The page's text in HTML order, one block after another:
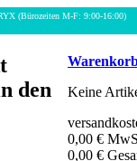
(Bürozeiten M-F: 9:00-16:00)
Keine
0,00 €
0,00 €
den